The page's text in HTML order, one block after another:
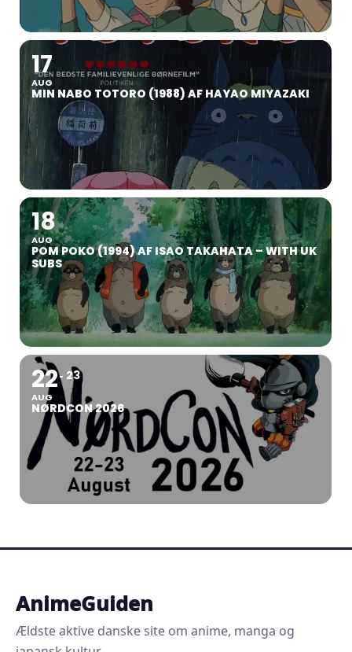
17
AUG
MIN NABO TOTORO (1988) AF HAYAO MIYAZAKI
18
AUG
POM POKO (1994) AF ISAO TAKAHATA – WITH UK
SUBS
22
AUG
23
NØRDCON 2026
AnimeGuiden
Ældste aktive danske site om anime, manga og